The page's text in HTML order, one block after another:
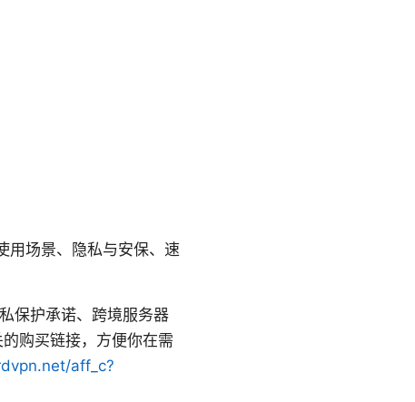
用场景、隐私与安保、速
保护承诺、跨境服务器
购买链接，方便你在需
aff_c?